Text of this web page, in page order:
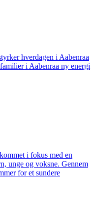
hverdagen i Aabenraa
i Aabenraa ny energi
i fokus med en
unge og voksne. Gennem
for et sundere